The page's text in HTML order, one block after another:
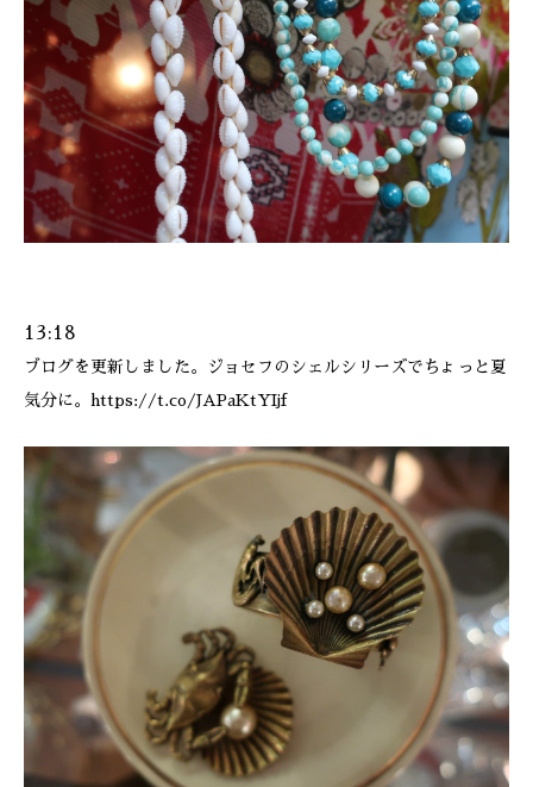
13:18
ブログを更新しました。ジョセフのシェルシリーズでちょっと夏
気分に。https://t.co/JAPaKtYIjf